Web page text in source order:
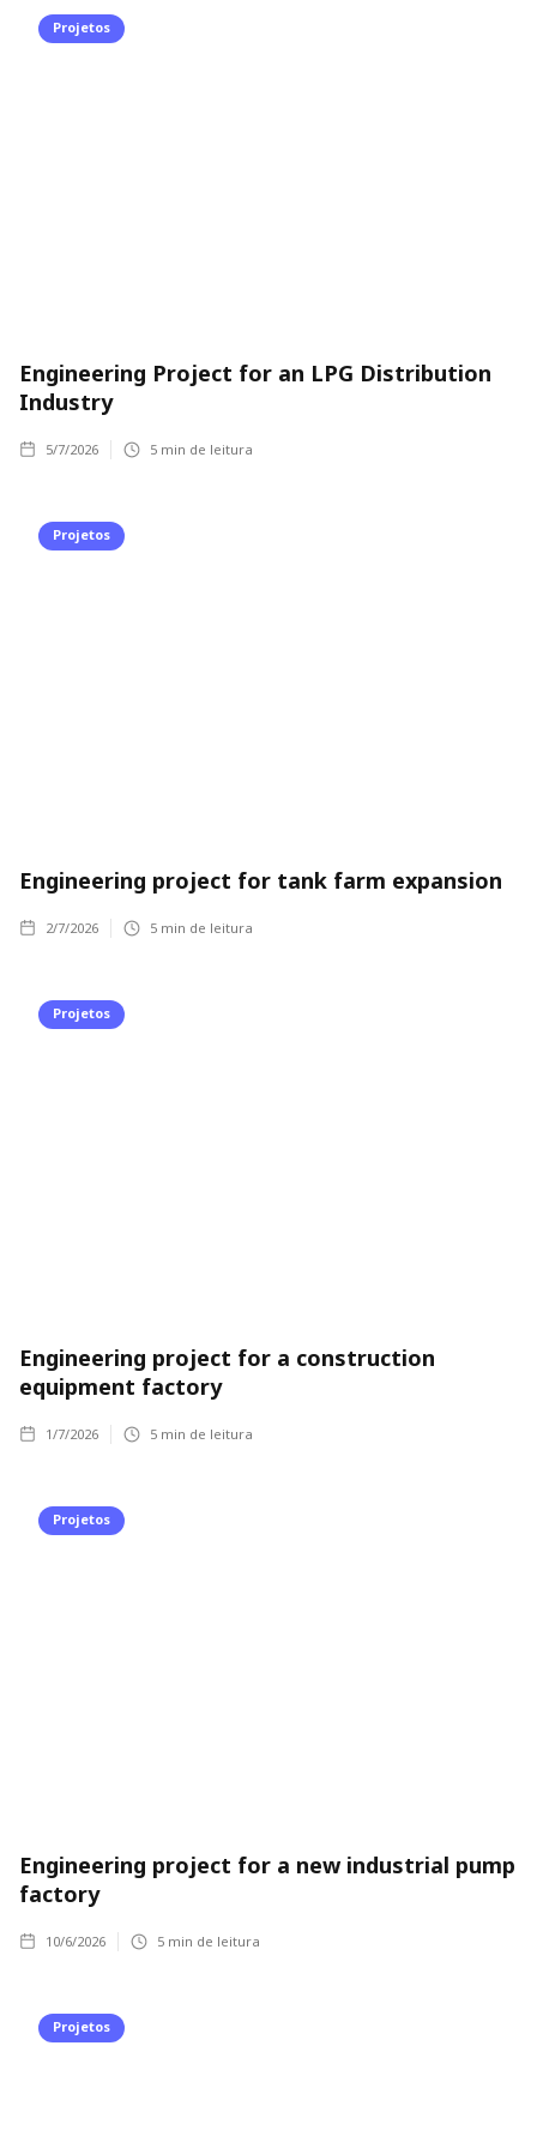
Projetos
Engineering Project for an LPG Distribution
Industry
5/7/2026 5 min de leitura
Projetos
Engineering project for tank farm expansion
2/7/2026 5 min de leitura
Projetos
Engineering project for a construction
equipment factory
1/7/2026 5 min de leitura
Projetos
Engineering project for a new industrial pump
factory
10/6/2026 5 min de leitura
Projetos